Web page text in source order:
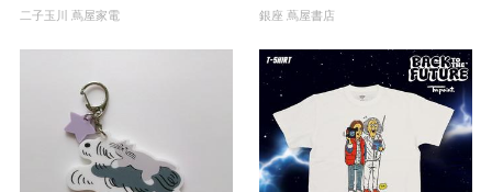
二子玉川 蔦屋家電 銀座 蔦屋書店